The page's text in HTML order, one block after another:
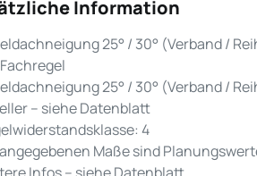
Information
25° / 30° (Verband /
25° / 30° (Verband /
– siehe Datenblatt
4
Maße sind